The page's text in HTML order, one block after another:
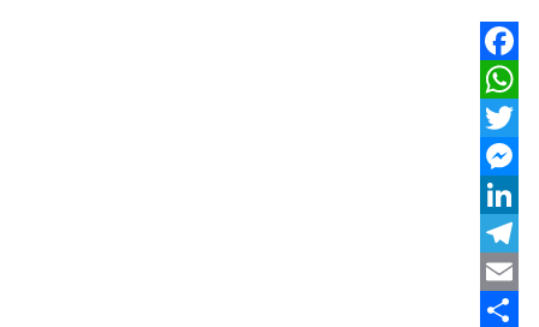
Facebook
WhatsApp
Twitter
Messenger
LinkedIn
Telegram
Email